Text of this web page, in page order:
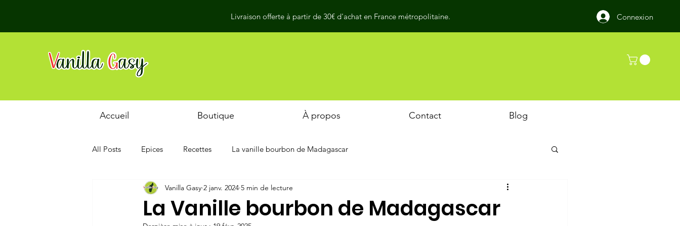
Livraison offerte à partir de 30€ d'achat en France métropolitaine. Connexion
Accueil Boutique À propos Contact Blog
All Posts Epices Recettes La vanille bourbon de Madagascar
La Vanille bourbon de Madagascar
Vanilla Gasy 2 janv. 2024 5 min de lecture